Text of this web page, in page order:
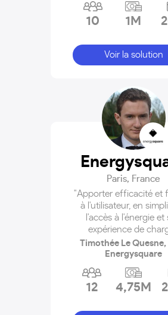
10 1M
Voir la solution
Paris, France
"Apporter efficacité et
à l'utilisateur, en
l'accès à l'énergie et
expérience de
Timothée Le Quesne,
Energysquare
12 4,75M